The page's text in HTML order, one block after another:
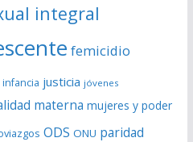
integral
femicidio
infancia justicia jóvenes
materna mujeres y poder
ODS ONU paridad